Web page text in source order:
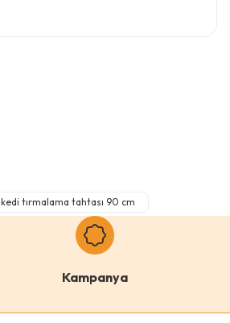
kedi tırmalama tahtası 90 cm
Kampanya